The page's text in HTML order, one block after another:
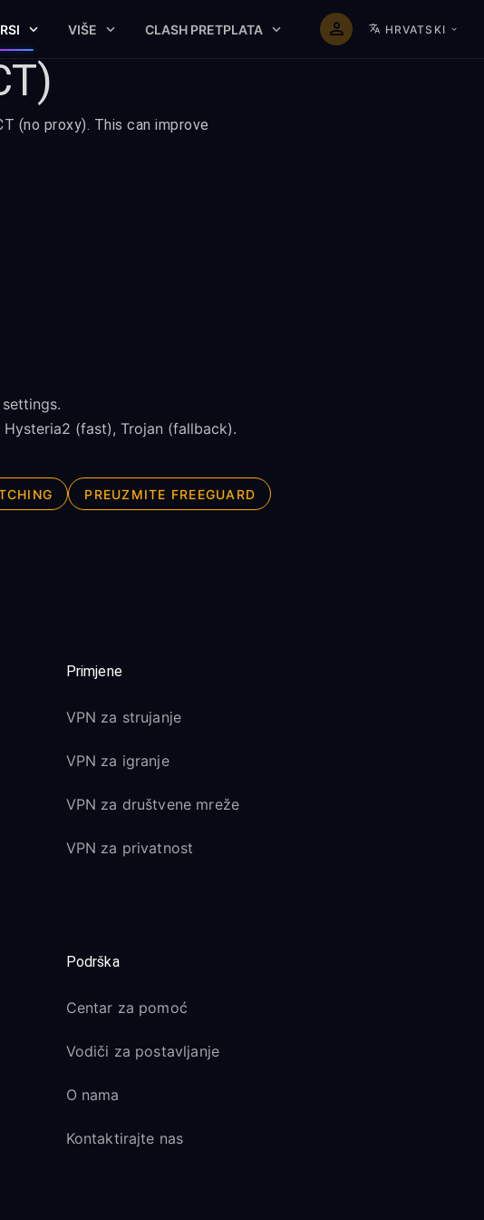
VIŠE CLASH PRETPLATA HRVATSKI
(no proxy). This can improve
(fast), Trojan (fallback).
PREUZMITE FREEGUARD
Primjene
VPN za strujanje
VPN za igranje
VPN za društvene mreže
VPN za privatnost
Podrška
Centar za pomoć
Vodiči za postavljanje
O nama
Kontaktirajte nas